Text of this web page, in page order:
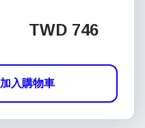
TWD 746
加入購物車